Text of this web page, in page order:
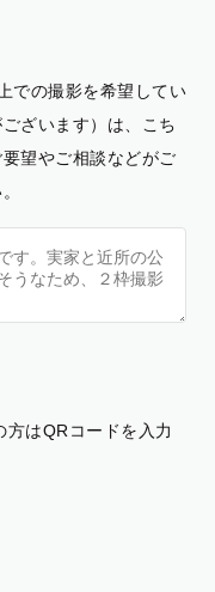
での撮影を希望してい
ざいます）は、こち
望やご相談などがご
はQRコードを入力